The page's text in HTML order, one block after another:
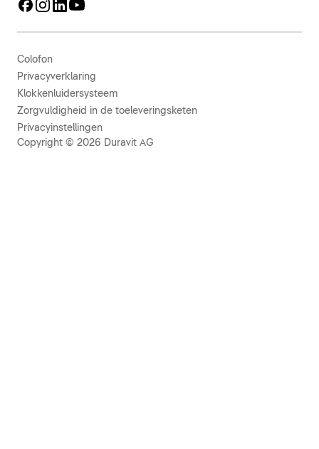
Colofon
Privacyverklaring
Klokkenluidersysteem
Zorgvuldigheid in de toeleveringsketen
Privacyinstellingen
Copyright © 2026 Duravit AG